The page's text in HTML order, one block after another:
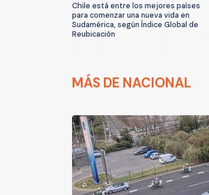
Chile está entre los mejores países
para comenzar una nueva vida en
Sudamérica, según Índice Global de
Reubicación
MÁS DE NACIONAL